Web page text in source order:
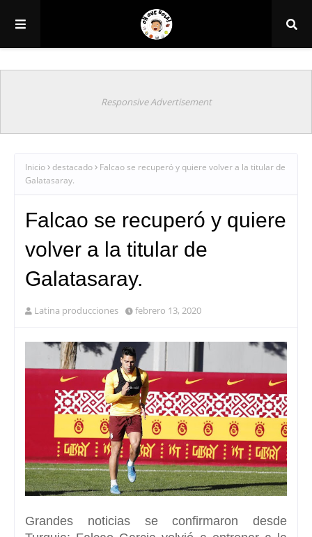
Responsive Advertisement
Inicio destacado
Falcao se recuperó y quiere volver a la titular de
Galatasaray.
Falcao se recuperó y quiere
volver a la titular de
Galatasaray.
Latina producciones febrero 13, 2020
Grandes noticias se confirmaron desde